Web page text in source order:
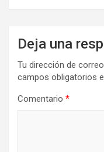
Deja una
Tu dirección de
campos obligatorios
Comentario *